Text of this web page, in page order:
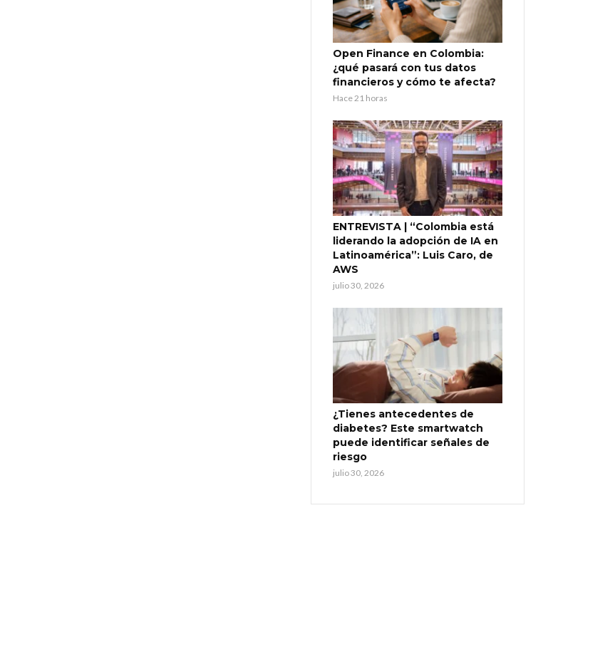
Open Finance en Colombia:
¿qué pasará con tus datos
financieros y cómo te afecta?
Hace 21 horas
ENTREVISTA | “Colombia está
liderando la adopción de IA en
Latinoamérica”: Luis Caro, de
AWS
julio 30, 2026
¿Tienes antecedentes de
diabetes? Este smartwatch
puede identificar señales de
riesgo
julio 30, 2026